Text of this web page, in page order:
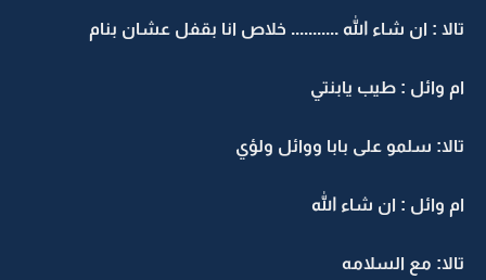
تالا : ان شاء الله ........... خلاص انا بقفل عشان بنام
ام وائل : طيب يابنتي
تالا: سلمو على بابا ووائل ولؤي
ام وائل : ان شاء الله
تالا: مع السلامه